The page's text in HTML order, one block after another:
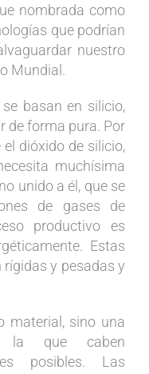
nombrada como
que podrían
nuestro
Mundial.
basan en silicio,
de forma pura. Por
dióxido de silicio,
muchísima
unido a él, que se
de gases de
productivo es
Estas
y pesadas y
material, sino una
la que caben
posibles. Las